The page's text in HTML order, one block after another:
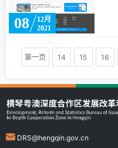
08
12月
2021
第一页 14 15 16
DRS@hengqin.gov.cn